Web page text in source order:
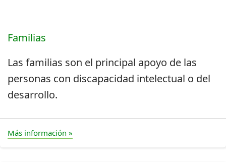
Familias
Las familias son el principal apoyo de las
personas con discapacidad intelectual o del
desarrollo.
Más información »